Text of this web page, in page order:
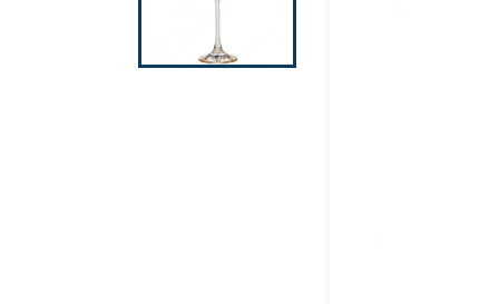
LUMINAIRE
FRUIT,
COUPLE &